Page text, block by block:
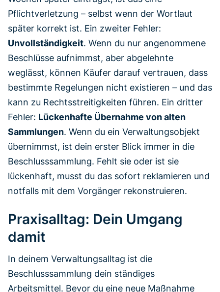
Pflichtverletzung – selbst wenn der Wortlaut
später korrekt ist. Ein zweiter Fehler:
Unvollständigkeit. Wenn du nur angenommene
Beschlüsse aufnimmst, aber abgelehnte
weglässt, können Käufer darauf vertrauen, dass
bestimmte Regelungen nicht existieren – und das
kann zu Rechtsstreitigkeiten führen. Ein dritter
Fehler: Lückenhafte Übernahme von alten
Sammlungen. Wenn du ein Verwaltungsobjekt
übernimmst, ist dein erster Blick immer in die
Beschlusssammlung. Fehlt sie oder ist sie
lückenhaft, musst du das sofort reklamieren und
notfalls mit dem Vorgänger rekonstruieren.
Praxisalltag: Dein Umgang
damit
In deinem Verwaltungsalltag ist die
Beschlusssammlung dein ständiges
Arbeitsmittel. Bevor du eine neue Maßnahme